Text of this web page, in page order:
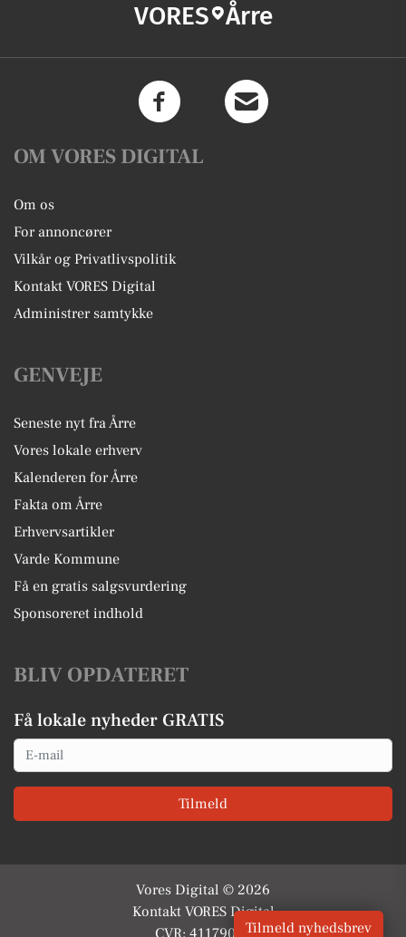
VORES Årre
OM VORES DIGITAL
Om os
For annoncører
Vilkår og Privatlivspolitik
Kontakt VORES Digital
Administrer samtykke
GENVEJE
Seneste nyt fra Årre
Vores lokale erhverv
Kalenderen for Årre
Fakta om Årre
Erhvervsartikler
Varde Kommune
Få en gratis salgsvurdering
Sponsoreret indhold
BLIV OPDATERET
Få lokale nyheder GRATIS
Email
Tilmeld
Vores Digital © 2026
Kontakt VORES Digital
CVR: 41179082Tilmeld nyhedsbrev